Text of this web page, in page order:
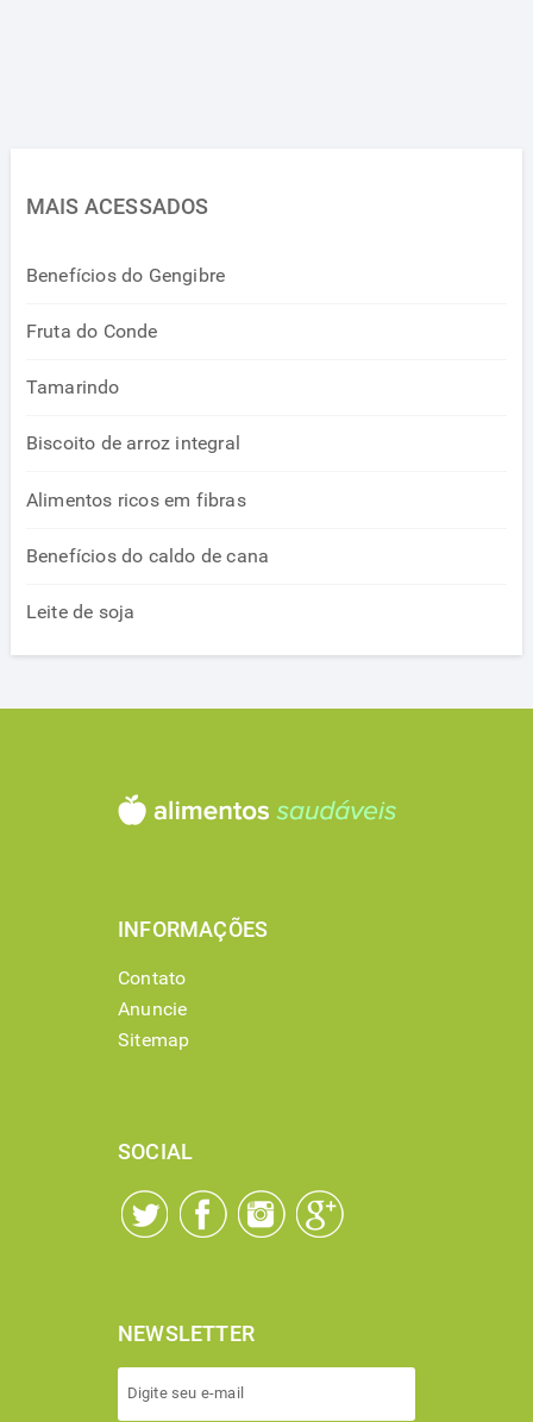
MAIS ACESSADOS
Benefícios do Gengibre
Fruta do Conde
Tamarindo
Biscoito de arroz integral
Alimentos ricos em fibras
Benefícios do caldo de cana
Leite de soja
INFORMAÇÕES
Contato
Anuncie
Sitemap
SOCIAL
NEWSLETTER